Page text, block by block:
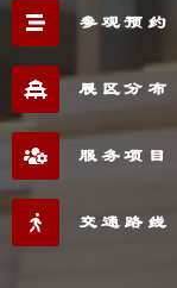
参观预约
展区分布
服务项目
交通路线